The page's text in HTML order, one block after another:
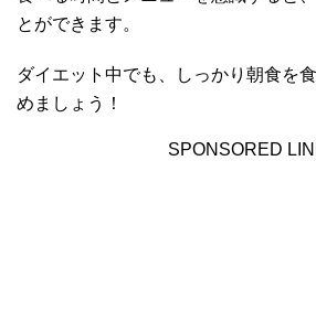
とができます。
ダイエット中でも、しっかり朝食を
めましょう！
SPONSORED